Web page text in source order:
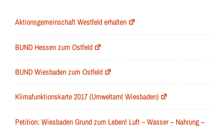
Aktionsgemeinschaft Westfeld erhalten
BUND Hessen zum Ostfeld
BUND Wiesbaden zum Ostfeld
Klimafunktionskarte 2017 (Umweltamt Wiesbaden)
Petition: Wiesbaden Grund zum Leben! Luft – Wasser – Nahrung –